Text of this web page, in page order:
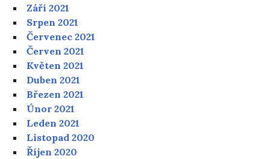
Září 2021
Srpen 2021
Červenec 2021
Červen 2021
Květen 2021
Duben 2021
Březen 2021
Únor 2021
Leden 2021
Listopad 2020
Říjen 2020